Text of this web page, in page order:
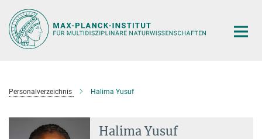
Hauptinhalt
Personalverzeichnis Halima Yusuf
Halima Yusuf